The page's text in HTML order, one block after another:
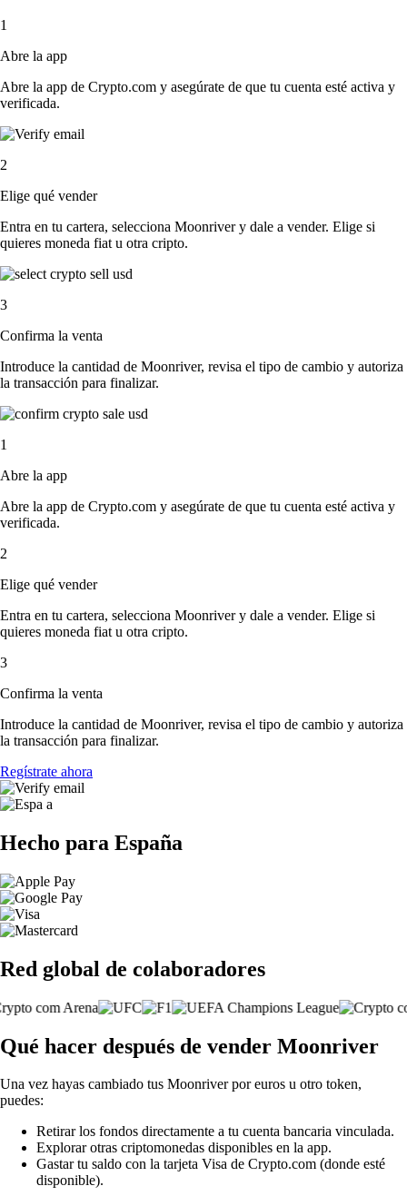
1
Abre la app
Abre la app de Crypto.com y asegúrate de que tu cuenta esté activa y
verificada.
2
Elige qué vender
Entra en tu cartera, selecciona Moonriver y dale a vender. Elige si
quieres moneda fiat u otra cripto.
3
Confirma la venta
Introduce la cantidad de Moonriver, revisa el tipo de cambio y autoriza
la transacción para finalizar.
1
Abre la app
Abre la app de Crypto.com y asegúrate de que tu cuenta esté activa y
verificada.
2
Elige qué vender
Entra en tu cartera, selecciona Moonriver y dale a vender. Elige si
quieres moneda fiat u otra cripto.
3
Confirma la venta
Introduce la cantidad de Moonriver, revisa el tipo de cambio y autoriza
la transacción para finalizar.
Regístrate ahora
Hecho para España
Red global de colaboradores
Qué hacer después de vender Moonriver
Una vez hayas cambiado tus Moonriver por euros u otro token,
puedes:
Retirar los fondos directamente a tu cuenta bancaria vinculada.
Explorar otras criptomonedas disponibles en la app.
Gastar tu saldo con la tarjeta Visa de Crypto.com (donde esté
disponible).